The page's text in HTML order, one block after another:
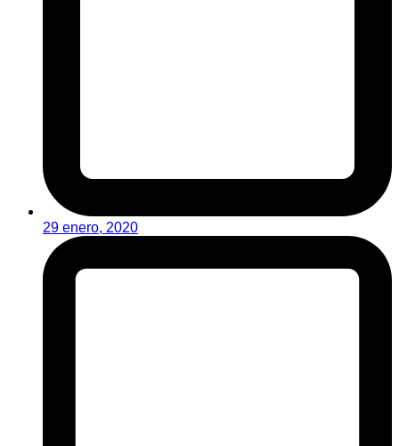
29 enero, 2020